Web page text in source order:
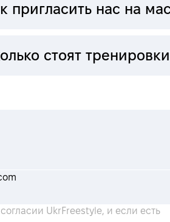
пригласить нас на
стоят
UkrFreestyle, и если есть